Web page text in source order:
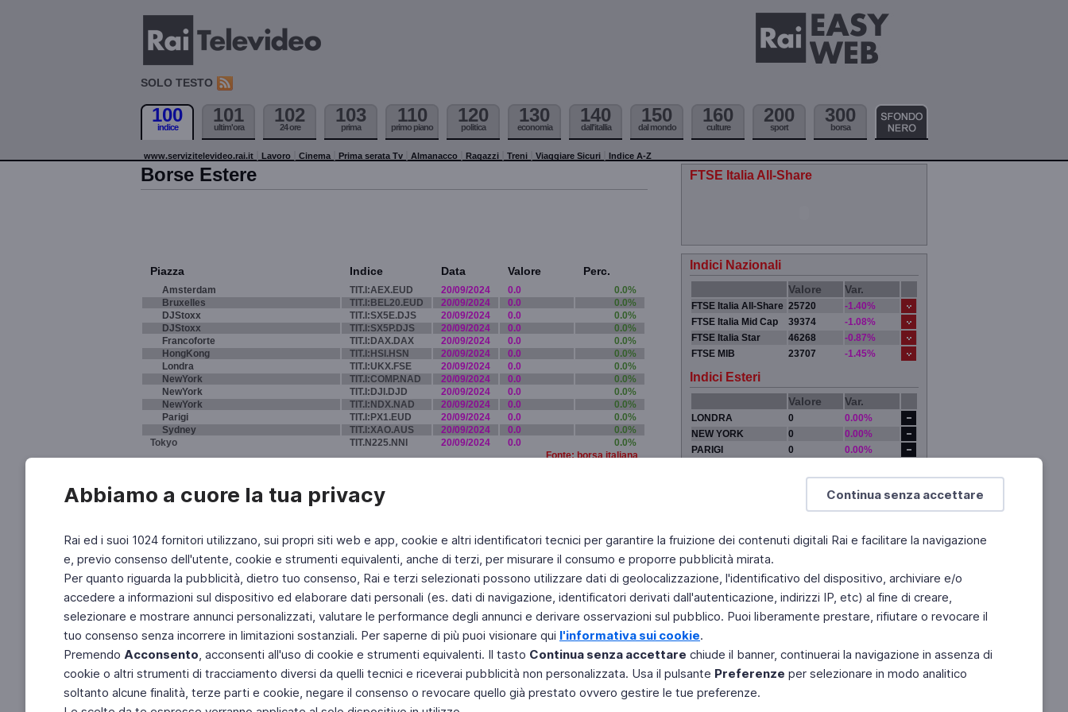
Continua senza accettare
Abbiamo a cuore la tua privacy
Rai ed i suoi 1024 fornitori utilizzano, sui propri siti web e app, cookie e altri identificatori tecnici per garantire la fruizione dei contenuti digitali Rai e facilitare la navigazione
e, previo consenso dell'utente, cookie e strumenti equivalenti, anche di terzi, per misurare il consumo e proporre pubblicità mirata.
Per quanto riguarda la pubblicità, dietro tuo consenso, Rai e terzi selezionati possono utilizzare dati di geolocalizzazione, l'identificativo del dispositivo, archiviare e/o
accedere a informazioni sul dispositivo ed elaborare dati personali (es. dati di navigazione, identificatori derivati dall'autenticazione, indirizzi IP, etc) al fine di creare,
selezionare e mostrare annunci personalizzati, valutare le performance degli annunci e derivare osservazioni sul pubblico. Puoi liberamente prestare, rifiutare o revocare il
tuo consenso senza incorrere in limitazioni sostanziali. Per saperne di più puoi visionare qui l'informativa sui cookie.
Premendo Acconsento, acconsenti all'uso di cookie e strumenti equivalenti. Il tasto Continua senza accettare chiude il banner, continuerai la navigazione in assenza di
cookie o altri strumenti di tracciamento diversi da quelli tecnici e riceverai pubblicità non personalizzata. Usa il pulsante Preferenze per selezionare in modo analitico
soltanto alcune finalità, terze parti e cookie, negare il consenso o revocare quello già prestato ovvero gestire le tue preferenze.
SOLO TESTO
100
indice
101
ultim'ora
102
24 ore
103
prima
110
primo piano
120
politica
130
economia
140
dall'itallia
150
dal mondo
160
culture
200
sport
300
borsa
www.servizitelevideo.rai.it Lavoro Cinema Prima serata Tv Almanacco Ragazzi Treni Viaggiare Sicuri Indice A-Z
Borse Estere
Piazza Indice Data Valore Perc.
Amsterdam TIT.I:AEX.EUD 20/09/2024 0.0
0.0%
Bruxelles
TIT.I:BEL20.EUD 20/09/2024 0.0
0.0%
DJStoxx
TIT.I:SX5E.DJS 20/09/2024 0.0
0.0%
DJStoxx
TIT.I:SX5P.DJS 20/09/2024 0.0
0.0%
Francoforte
TIT.I:DAX.DAX 20/09/2024 0.0
0.0%
HongKong
TIT.I:HSI.HSN 20/09/2024 0.0
0.0%
Londra
TIT.I:UKX.FSE 20/09/2024 0.0
0.0%
NewYork
TIT.I:COMP.NAD 20/09/2024 0.0
0.0%
NewYork
TIT.I:DJI.DJD 20/09/2024 0.0
0.0%
NewYork
TIT.I:NDX.NAD 20/09/2024 0.0
0.0%
Parigi
TIT.I:PX1.EUD 20/09/2024 0.0
0.0%
Sydney
TIT.I:XAO.AUS 20/09/2024 0.0
0.0%
Tokyo
TIT.N225.NNI 20/09/2024 0.0
0.0%
Fonte: borsa italiana
FTSE Italia All-Share
Indici Nazionali
Valore Var.
FTSE Italia All-Share 25720
-1.40%
FTSE Italia Mid Cap
39374
-1.08%
FTSE Italia Star
46268
-0.87%
FTSE MIB
23707 -1.45%
Indici Esteri
Valore Var.
LONDRA 0
0.00%
NEW YORK
0
0.00%
PARIGI
0
0.00%
Fai di Televideo la tua Home Page Chi Siamo
Copyright © 2011 Rai - Tutti i diritti riservati
Engineered by RAI - Reti e Piattaforme